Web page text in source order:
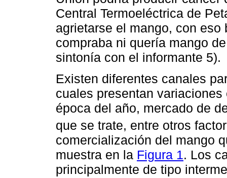
Central Termoeléctrica de
agrietarse el mango, con
compraba ni quería mango
sintonía con el informante 5).
Existen diferentes canales
cuales presentan
época del año, mercado de
que se trate, entre otros
comercialización del mango
muestra en la Figura 1. Los
principalmente de tipo